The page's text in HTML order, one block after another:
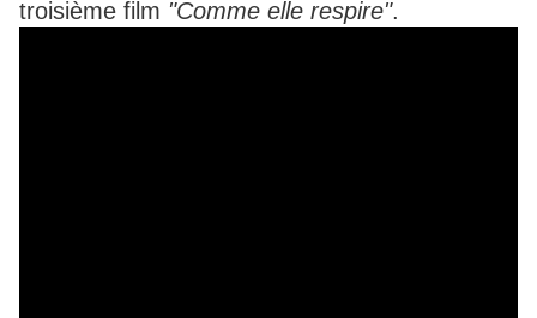
troisième film "Comme elle respire".